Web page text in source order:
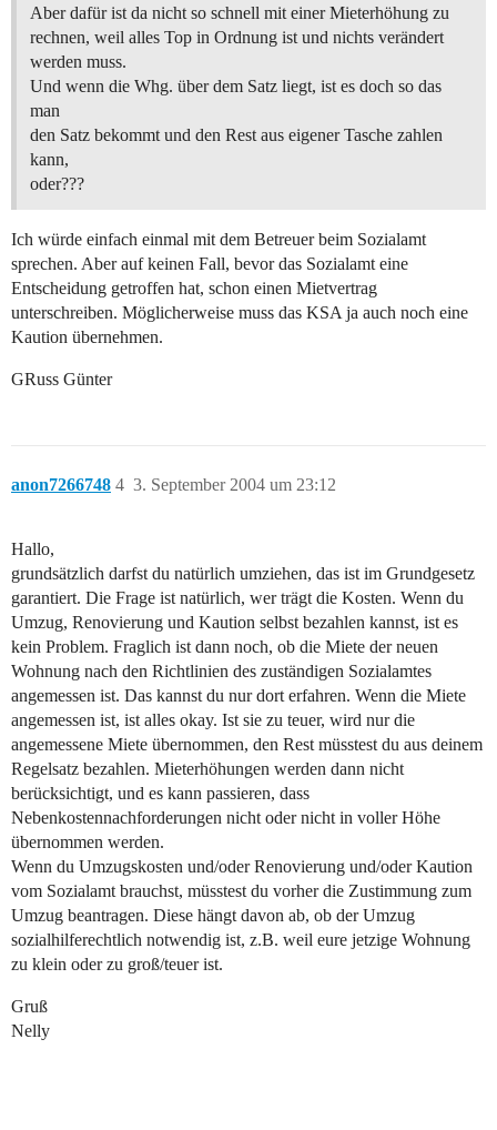
Aber dafür ist da nicht so schnell mit einer Mieterhöhung zu
rechnen, weil alles Top in Ordnung ist und nichts verändert
werden muss.
Und wenn die Whg. über dem Satz liegt, ist es doch so das
man
den Satz bekommt und den Rest aus eigener Tasche zahlen
kann,
oder???
Ich würde einfach einmal mit dem Betreuer beim Sozialamt
sprechen. Aber auf keinen Fall, bevor das Sozialamt eine
Entscheidung getroffen hat, schon einen Mietvertrag
unterschreiben. Möglicherweise muss das KSA ja auch noch eine
Kaution übernehmen.
GRuss Günter
anon7266748 3. September 2004 um 23:12
4
Hallo,
grundsätzlich darfst du natürlich umziehen, das ist im Grundgesetz
garantiert. Die Frage ist natürlich, wer trägt die Kosten. Wenn du
Umzug, Renovierung und Kaution selbst bezahlen kannst, ist es
kein Problem. Fraglich ist dann noch, ob die Miete der neuen
Wohnung nach den Richtlinien des zuständigen Sozialamtes
angemessen ist. Das kannst du nur dort erfahren. Wenn die Miete
angemessen ist, ist alles okay. Ist sie zu teuer, wird nur die
angemessene Miete übernommen, den Rest müsstest du aus deinem
Regelsatz bezahlen. Mieterhöhungen werden dann nicht
berücksichtigt, und es kann passieren, dass
Nebenkostennachforderungen nicht oder nicht in voller Höhe
übernommen werden.
Wenn du Umzugskosten und/oder Renovierung und/oder Kaution
vom Sozialamt brauchst, müsstest du vorher die Zustimmung zum
Umzug beantragen. Diese hängt davon ab, ob der Umzug
sozialhilferechtlich notwendig ist, z.B. weil eure jetzige Wohnung
zu klein oder zu groß/teuer ist.
Gruß
Nelly